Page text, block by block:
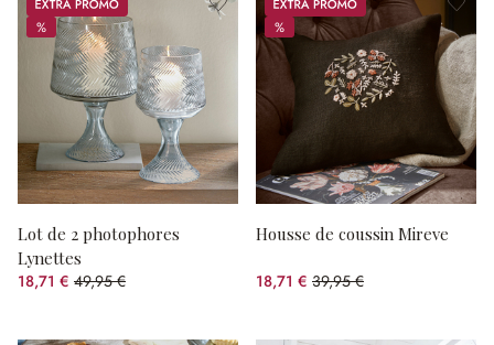
%
%
Lot de 2 photophores
Lynettes
18,71 € 49,95 €
(62.54%spared)
%
%
Housse de coussin Mireve
18,71 € 39,95 €
(53.17%spared)